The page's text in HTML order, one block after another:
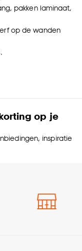
altijd nog
pakken laminaat,
op de wanden
op je
inspiratie